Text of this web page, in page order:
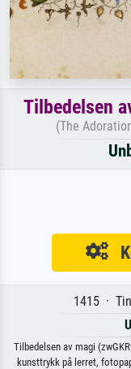
Tilbedelsen
(The
1415 ·
Tilbedelsen av magi
kunsttrykk på lerret,